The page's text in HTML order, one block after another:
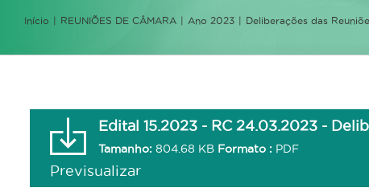
Início REUNIÕES DE CÂMARA Ano 2023 Deliberações das
Edital 15.2023 - RC 24.03.2023 -
Tamanho: 804.68 KB Formato : PDF
Previsualizar